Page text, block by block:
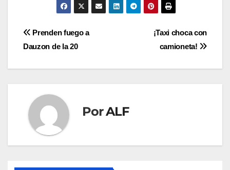
Navegación
¡Taxi choca con
camioneta!
Prenden fuego a
Dauzon de la 20
PorALF